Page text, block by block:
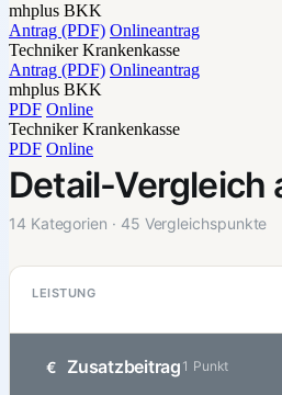
mhplus BKK
Antrag (PDF) Onlineantrag
Techniker Krankenkasse
Antrag (PDF) Onlineantrag
mhplus BKK
PDF Online
Techniker Krankenkasse
PDF Online
Detail-Vergleich
14 Kategorien · 45 Vergleichspunkte
LEISTUNG
€ Zusatzbeitrag 1 Punkt